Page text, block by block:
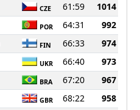
CZE 61:59
1014
POR 64:31
992
FIN 66:33
974
UKR 66:40
973
BRA 67:20
967
GBR 68:22
958